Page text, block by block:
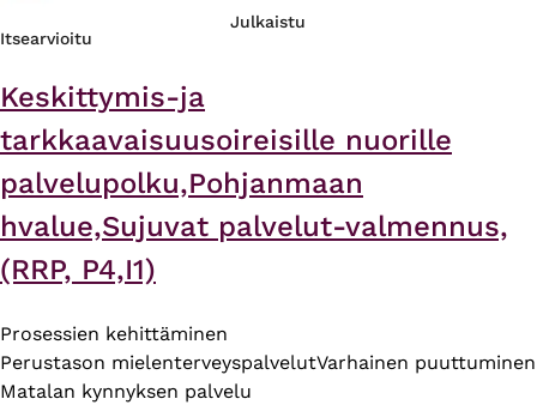
Julkaistu
Itsearvioitu
Keskittymis-ja
tarkkaavaisuusoireisille nuorille
palvelupolku,Pohjanmaan
hvalue,Sujuvat palvelut-valmennus,
(RRP, P4,I1)
Prosessien kehittäminen
Perustason mielenterveyspalvelutVarhainen puuttuminen
Matalan kynnyksen palvelu